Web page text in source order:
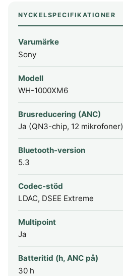
NYCKELSPECIFIKATIONER
Varumärke
Sony
Modell
WH-1000XM6
Brusreducering (ANC)
Ja (QN3-chip, 12 mikrofoner)
Bluetooth-version
5.3
Codec-stöd
LDAC, DSEE Extreme
Multipoint
Ja
Batteritid (h, ANC på)
30 h